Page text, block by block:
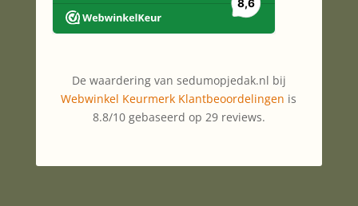
De waardering van sedumopjedak.nl bij
Webwinkel Keurmerk Klantbeoordelingen is
8.8/10 gebaseerd op 29 reviews.